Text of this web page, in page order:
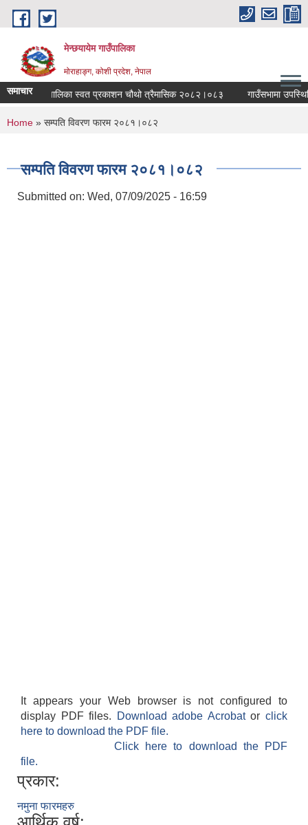
Skip to main content
मेन्छयायेम गाउँपालिका
मोराहाङ्ग, कोशी प्रदेश, नेपाल
समाचारगाउँपालिका स्वत प्रकाशन चौथो त्रैमासिक २०८२।०८३ गाउँसभामा
You are here
Home » सम्पति विवरण फारम २०८१।०८२
सम्पति विवरण फारम २०८१।०८२
Submitted on: Wed, 07/09/2025 - 16:59
It appears your Web browser is not configured to
display PDF files.
Download adobe Acrobatorclick
here to download the PDF file.
Click here to download the PDF
file.
प्रकार:
नमुना फारमहरु